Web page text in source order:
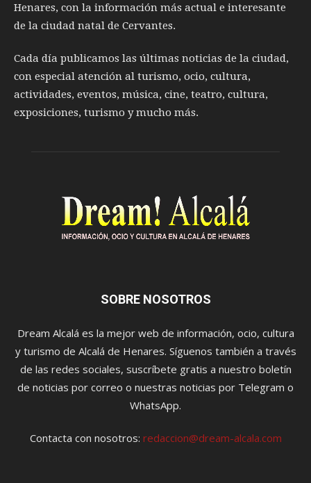
Henares, con la información más actual e interesante
de la ciudad natal de Cervantes.
Cada día publicamos las últimas noticias de la ciudad,
con especial atención al turismo, ocio, cultura,
actividades, eventos, música, cine, teatro, cultura,
exposiciones, turismo y mucho más.
SOBRE NOSOTROS
Dream Alcalá es la mejor web de información, ocio, cultura
y turismo de Alcalá de Henares. Síguenos también a través
de las redes sociales, suscríbete gratis a nuestro boletín
de noticias por correo o nuestras noticias por Telegram o
WhatsApp.
Contacta con nosotros: redaccion@dream-alcala.com